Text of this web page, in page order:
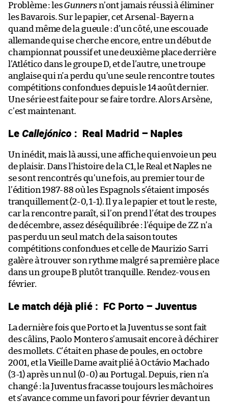
Problème : lesGunnersn’ont jamais réussi à éliminer
les Bavarois. Sur le papier, cet Arsenal-Bayern a
quand même de la gueule : d’un côté, une escouade
allemande qui se cherche encore, entre un début de
championnat poussif et une deuxième place derrière
l’Atlético dans le groupe D, et de l’autre, une troupe
anglaise qui n’a perdu qu’une seule rencontre toutes
compétitions confondues depuis le 14 août dernier.
Une série est faite pour se faire tordre. Alors Arsène,
c’est maintenant.
LeCallejónico : Real Madrid – Naples
Un inédit, mais là aussi, une affiche qui envoie un peu
de plaisir. Dans l’histoire de la C1, le Real et Naples ne
se sont rencontrés qu’une fois, au premier tour de
l’édition 1987-88 où les Espagnols s’étaient imposés
tranquillement (2-0, 1-1). Il y a le papier et tout le reste,
car la rencontre paraît, si l’on prend l’état des troupes
de décembre, assez déséquilibrée : l’équipe de ZZ n’a
pas perdu un seul match de la saison toutes
compétitions confondues et celle de Maurizio Sarri
galère à trouver son rythme malgré sa première place
dans un groupe B plutôt tranquille. Rendez-vous en
février.
Le match déjà plié : FC Porto – Juventus
La dernière fois que Porto et la Juventus se sont fait
des câlins, Paolo Montero s’amusait encore à déchirer
des mollets. C’était en phase de poules, en octobre
2001, et la Vieille Dame avait plié à Octávio Machado
(3-1) après un nul (0-0) au Portugal. Depuis, rien n’a
changé : la Juventus fracasse toujours les mâchoires
et s’avance comme un favori pour février devant un